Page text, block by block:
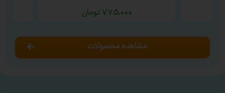
۷۷۵,۰۰۰ تومان
مشاهده محصولات